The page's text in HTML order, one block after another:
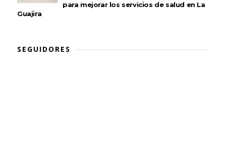
para mejorar los servicios de salud en La
Guajira
SEGUIDORES